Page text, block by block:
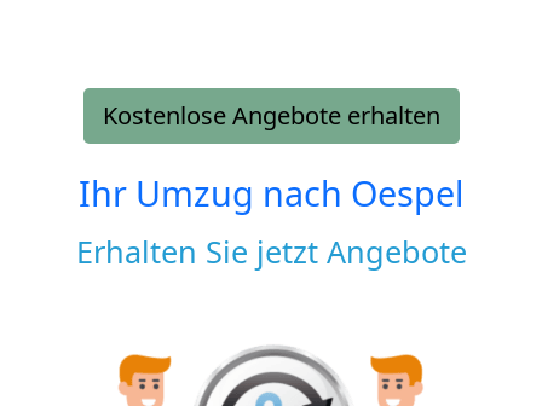
Kostenlose Angebote erhalten
Ihr Umzug nach Oespel
Erhalten Sie jetzt Angebote